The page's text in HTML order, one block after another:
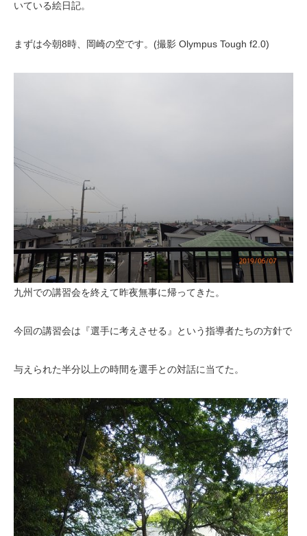
いている絵日記。
まずは今朝8時、岡崎の空です。(撮影 Olympus Tough f2.0)
九州での講習会を終えて昨夜無事に帰ってきた。
今回の講習会は『選手に考えさせる』という指導者たちの方針で
与えられた半分以上の時間を選手との対話に当てた。